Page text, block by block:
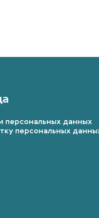
персональных данных
персональных